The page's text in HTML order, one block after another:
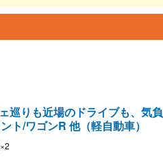
巡りも近場のドライブも、気負
ト/ワゴンR 他（軽自動車）
奨荷物
×2